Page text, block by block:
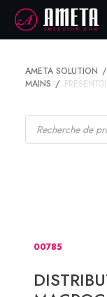
AMETA SOLUTION
MAINS
Recherche
produits
00785